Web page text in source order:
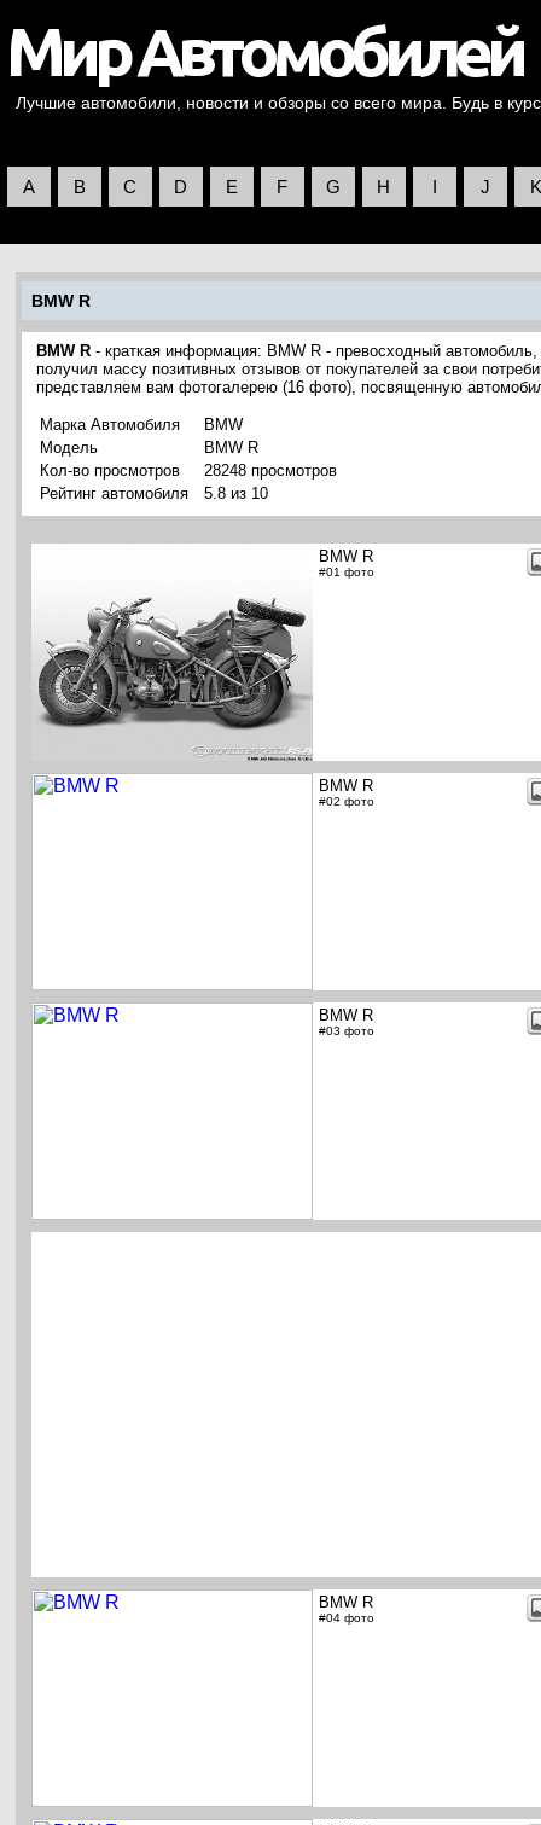
Лучшие автомобили, новости и обзоры со всего мира. Будь в
A B C D E F G H I J K
BMW R
BMW R - краткая информация: BMW R - превосходный
получил массу позитивных отзывов от покупателей за свои
представляем вам фотогалерею (16 фото), посвященную
Марка Автомобиля
BMW
Модель
BMW R
Кол-во просмотров
28248 просмотров
Рейтинг автомобиля
5.8 из 10
BMW R
#01 фото
BMW R
#02 фото
BMW R
#03 фото
BMW R
#04 фото